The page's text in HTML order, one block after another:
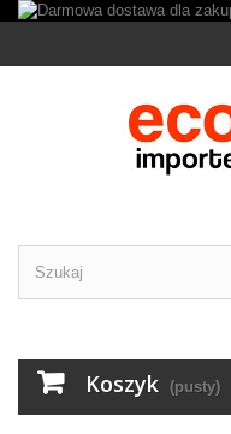
Koszyk (pusty)